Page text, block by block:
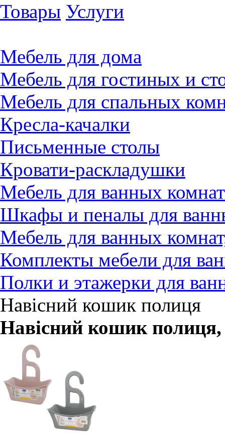
Товары Услуги
Мебель для дома
Мебель для гостиных и
Мебель для спальных
Кресла-качалки
Письменные столы
Кровати-раскладушки
Мебель для ванных комнат
Шкафы и пеналы для
Мебель для ванных
Комплекты мебели для
Полки и этажерки для
Навісний кошик полиця
Навісний кошик полиця